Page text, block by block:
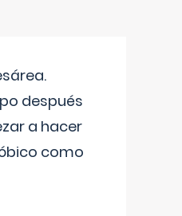
después
a hacer
como